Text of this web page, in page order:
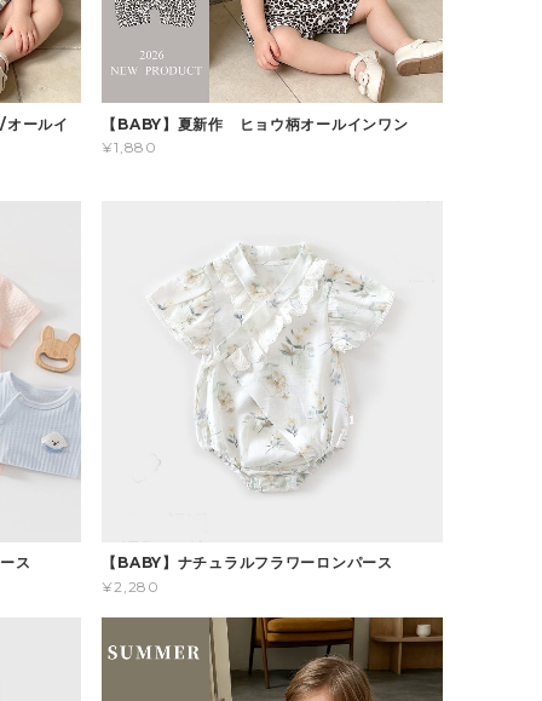
オールイ
【BABY】夏新作 ヒョウ柄オールインワン
¥1,880
ス
【BABY】ナチュラルフラワーロンパース
¥2,280